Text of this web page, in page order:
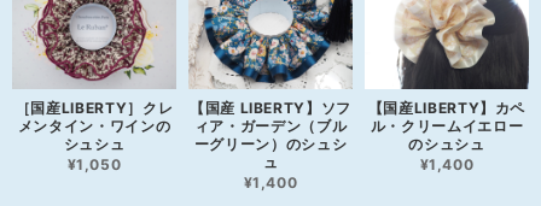
［国産LIBERTY］クレ
メンタイン・ワインの
シュシュ
¥1,050
【国産 LIBERTY】ソフ
ィア・ガーデン（ブル
ーグリーン）のシュシ
ュ
¥1,400
【国産LIBERTY】カペ
ル・クリームイエロー
のシュシュ
¥1,400